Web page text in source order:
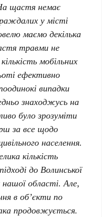
щастя немає
у місті
маємо декілька
травми не
мобільних
ефективно
випадки
знаходжусь на
було зрозуміти
за все щодо
населення.
кількість
до Волинської
області. Але,
в об’єкти по
продовжується.